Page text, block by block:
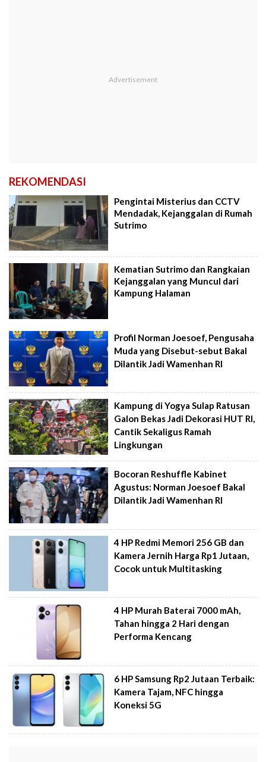
REKOMENDASI
Pengintai Misterius dan CCTV
Mendadak, Kejanggalan di Rumah
Sutrimo
Kematian Sutrimo dan Rangkaian
Kejanggalan yang Muncul dari
Kampung Halaman
Profil Norman Joesoef, Pengusaha
Muda yang Disebut-sebut Bakal
Dilantik Jadi Wamenhan RI
Kampung di Yogya Sulap Ratusan
Galon Bekas Jadi Dekorasi HUT RI,
Cantik Sekaligus Ramah
Lingkungan
Bocoran Reshuffle Kabinet
Agustus: Norman Joesoef Bakal
Dilantik Jadi Wamenhan RI
4 HP Redmi Memori 256 GB dan
Kamera Jernih Harga Rp1 Jutaan,
Cocok untuk Multitasking
4 HP Murah Baterai 7000 mAh,
Tahan hingga 2 Hari dengan
Performa Kencang
6 HP Samsung Rp2 Jutaan Terbaik:
Kamera Tajam, NFC hingga
Koneksi 5G